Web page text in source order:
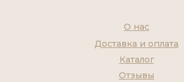
Каталог
О нас
Доставка и оплата
Отзывы